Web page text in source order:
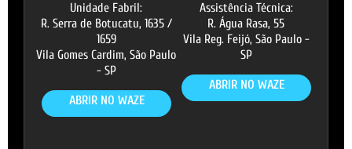
Unidade Fabril:
R. Serra de Botucatu, 1635 /
1659
Vila Gomes Cardim, São Paulo
- SP
ABRIR NO WAZE
Assistência Técnica:
R. Água Rasa, 55
Vila Reg. Feijó, São Paulo -
SP
ABRIR NO WAZE